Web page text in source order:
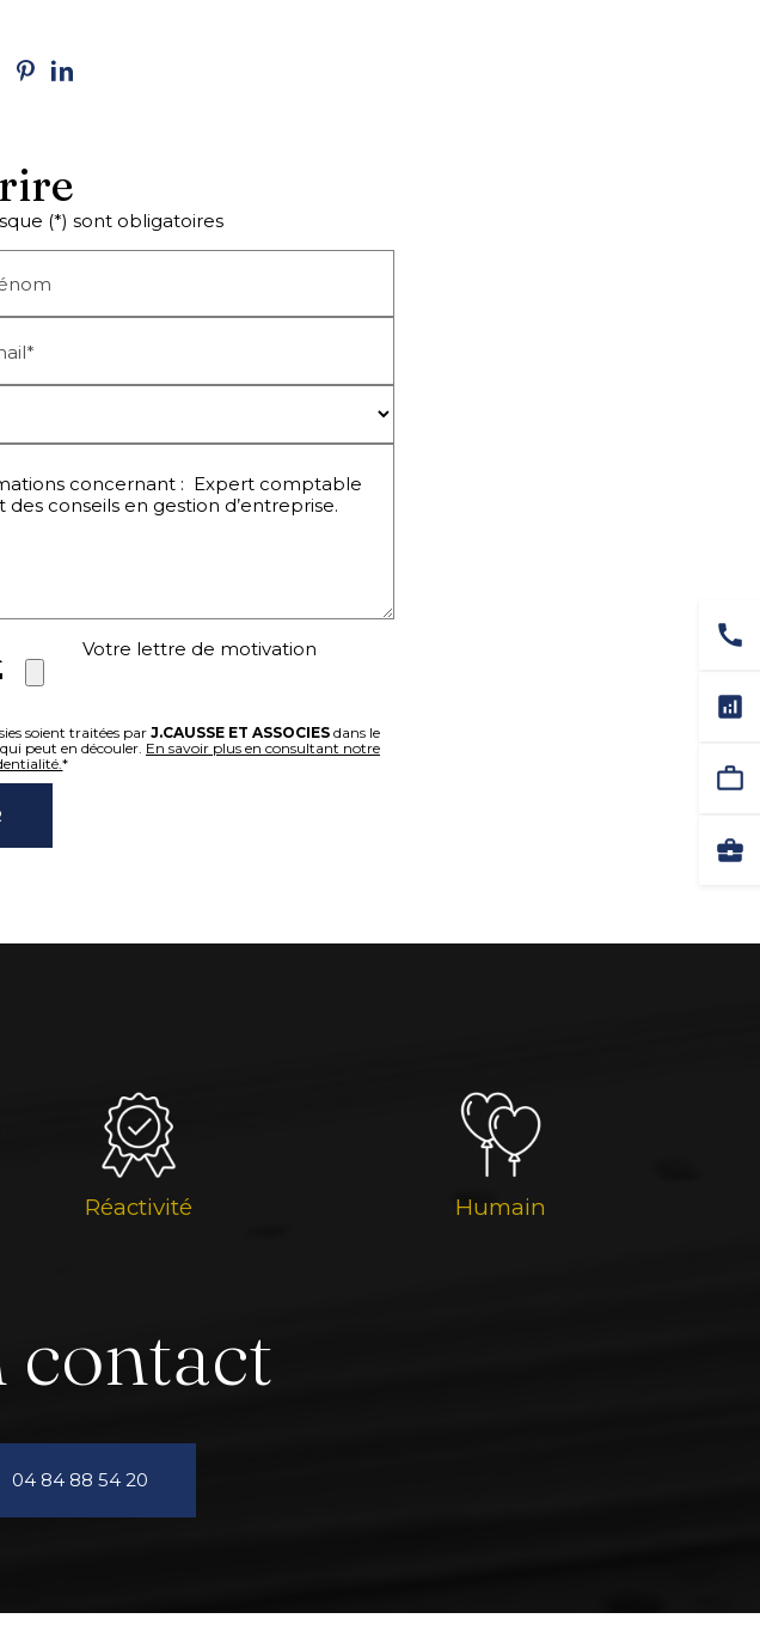
(*) sont obligatoires
Votre lettre de motivation
soient traitées par J.CAUSSE ET ASSOCIESdans le
peut en découler. En savoir plus en consultant notre
*
Réactivité Humain
contact
04 84 88 54 20
call
analytics
work_outline
business_center